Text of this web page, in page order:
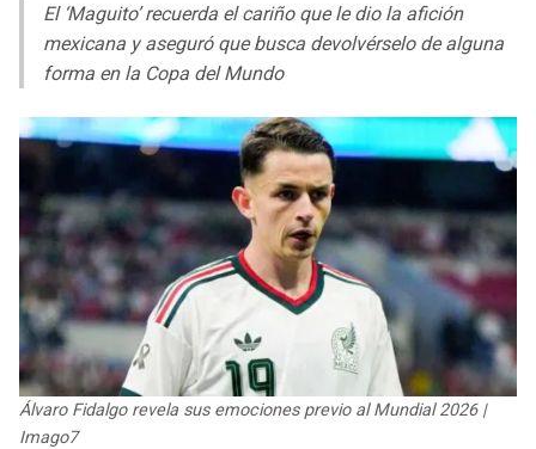
LIGA BETPLAY
OTRAS LIGAS
BROWNS
TEXANS
COLTS
JAGUARS
TITANS
COWBOYS
HAWKS
HEAT
MAGIC
WIZARDS
WARRIORS
CLIPPERS
El ‘Maguito’ recuerda el cariño que le dio la afición
mexicana y aseguró que busca devolvérselo de alguna
forma en la Copa del Mundo
Álvaro Fidalgo revela sus emociones previo al Mundial 2026 |
Imago7